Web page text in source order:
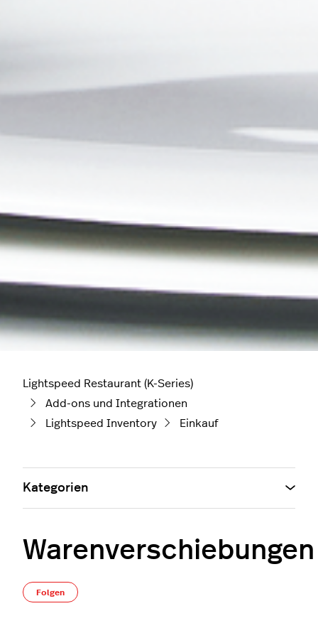
Lightspeed Restaurant (K-Series)
Add-ons und Integrationen
Lightspeed Inventory
Einkauf
Warenverschiebungen
Folgen
Kategorien